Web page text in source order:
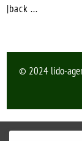
|back ...
© 2024 lido-